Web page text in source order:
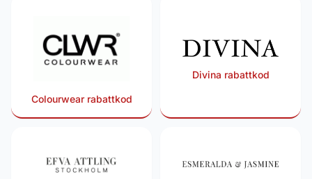
Colourwear rabattkod
Divina rabattkod